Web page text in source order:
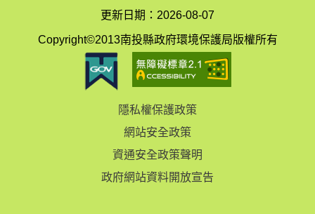
圖
(南
更新日期：2026-08-07
Copyright©2013南投縣政府環境保護局版權所有
隱私權保護政策
網站安全政策
資通安全政策聲明
政府網站資料開放宣告